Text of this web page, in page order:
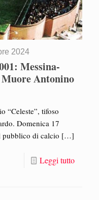
2024
Messina-
Antonino
“Celeste”, tifoso
Domenica 17
pubblico di calcio […]
Leggi tutto